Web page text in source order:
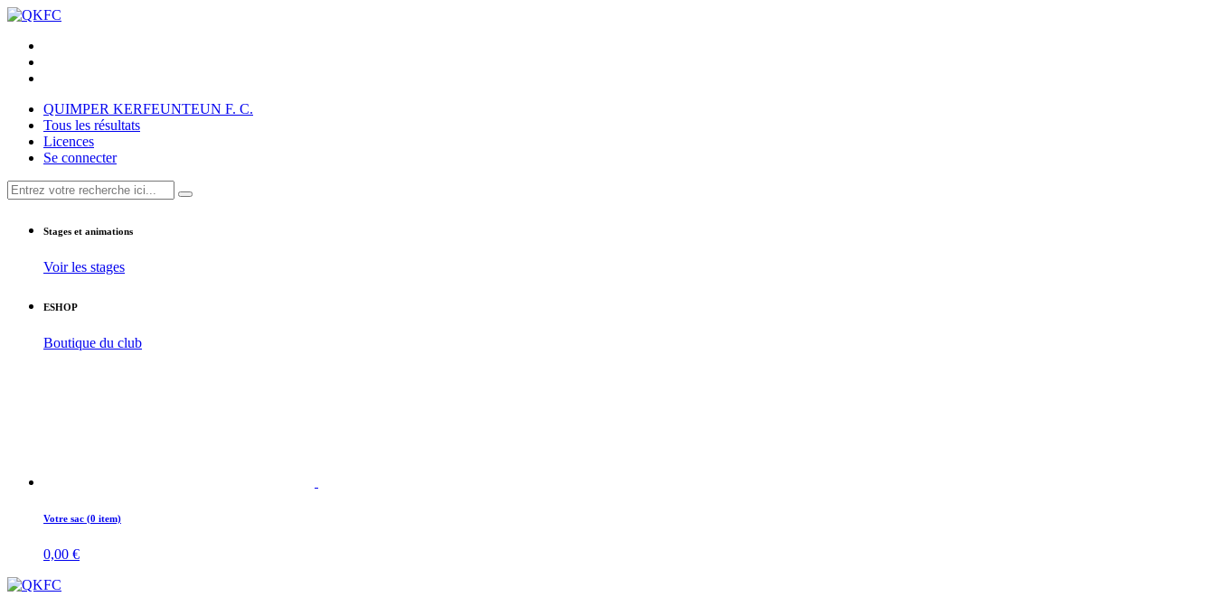
QUIMPER KERFEUNTEUN F. C.
Tous les résultats
Licences
Se connecter
Stages et animations
Voir les stages
ESHOP
Boutique du club
Votre sac (0 item)
0,00 €